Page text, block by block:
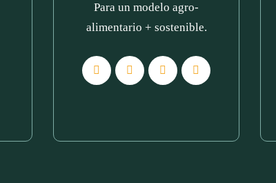
Para un modelo agro-
alimentario + sostenible.